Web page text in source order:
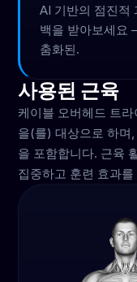
AI 기반의 점진적
백을 받아보세요
춤화된.
사용된 근육
케이블 오버헤드 트
을(를) 대상으로 하며
을 포함합니다. 근육
집중하고 훈련 효과